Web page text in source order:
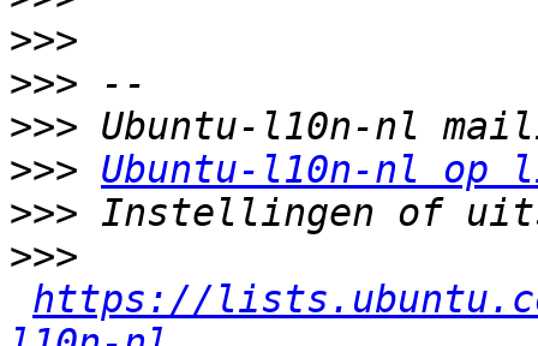
>>>
>>>
>>>
>>> Ubuntu-l10n-nl op
>>>
>>>
https://